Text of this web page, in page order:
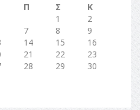
Π Σ
Κ
1
2
7 8
9
14 15
16
21 22
23
28 29
30